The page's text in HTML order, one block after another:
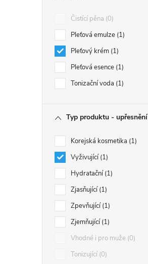
Čistící pěna 0
Pleťová emulze 1
Pleťový krém 1
Pleťová esence 1
Tonizační voda 1
Typ produktu - upřesnění
Korejská kosmetika 1
Vyživující 1
Hydratační 1
Zjasňující 1
Zpevňující 1
Zjemňující 1
Vhodné i pro muže 0
Tonizující 0